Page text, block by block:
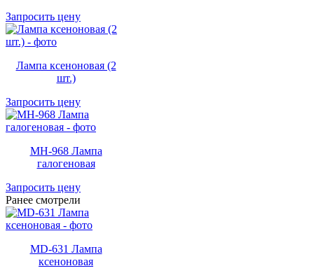
Запросить цену
Лампа ксеноновая (2
шт.)
Запросить цену
MH-968 Лампа
галогеновая
Запросить цену
Ранее смотрели
MD-631 Лампа
ксеноновая